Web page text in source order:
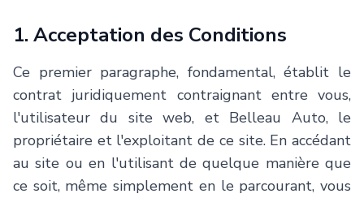
Financement
Évaluez
Équipe
Blog
1. Acceptation des Conditions
Ce premier paragraphe, fondamental, établit le
contrat juridiquement contraignant entre vous,
l'utilisateur du site web, et Belleau Auto, le
propriétaire et l'exploitant de ce site. En accédant
au site ou en l'utilisant de quelque manière que
ce soit, même simplement en le parcourant, vous